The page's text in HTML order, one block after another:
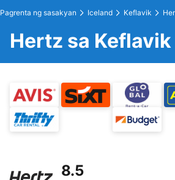
Pagrenta ng sasakyan Iceland Keflavik
Hertz sa Keflavik
8.5